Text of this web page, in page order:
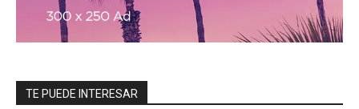
TE PUEDE INTERESAR